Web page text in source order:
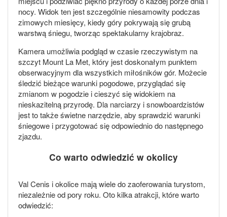
nocy. Widok ten jest szczególnie niesamowity podczas
zimowych miesięcy, kiedy góry pokrywają się grubą
warstwą śniegu, tworząc spektakularny krajobraz.
Kamera umożliwia podgląd w czasie rzeczywistym na
szczyt Mount La Met, który jest doskonałym punktem
obserwacyjnym dla wszystkich miłośników gór. Możecie
śledzić bieżące warunki pogodowe, przyglądać się
zmianom w pogodzie i cieszyć się widokiem na
nieskazitelną przyrodę. Dla narciarzy i snowboardzistów
jest to także świetne narzędzie, aby sprawdzić warunki
śniegowe i przygotować się odpowiednio do następnego
zjazdu.
Co warto odwiedzić w okolicy
Val Cenis i okolice mają wiele do zaoferowania turystom,
niezależnie od pory roku. Oto kilka atrakcji, które warto
odwiedzić: